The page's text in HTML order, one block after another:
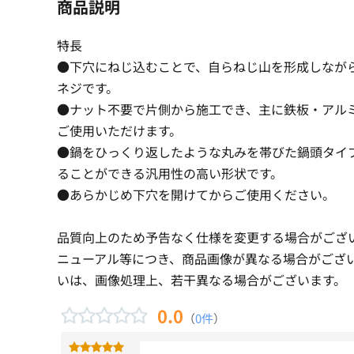
商品説明
特長
●下穴にねじ込むことで、自らねじ山を形成しなが
ネジです。
●ナット不要で片側から施工でき、主に鉄板・アル
ご使用いただけます。
●鍋をひっくり返したような丸みを帯びた鍋頭タイ
ることができる汎用性の高い形状です。
●あらかじめ下穴を開けてからご使用ください。
品質向上のため予告なく仕様を変更する場合がござ
ニューアル等につき、商品画像が異なる場合がござ
いは、画像処理上、若干異なる場合がございます。
0.0 （0件）